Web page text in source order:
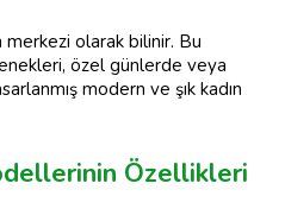
merkezi olarak bilinir. Bu
özel günlerde veya
modern ve şık kadın
Özellikleri